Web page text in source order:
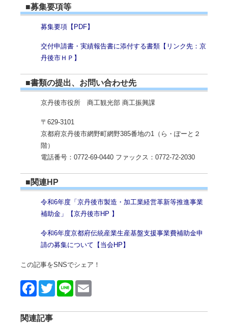
■募集要項等
募集要項【PDF】
交付申請書・実績報告書に添付する書類【リンク先：京
丹後市ＨＰ】
■書類の提出、お問い合わせ先
京丹後市役所 商工観光部 商工振興課
〒629-3101
京都府京丹後市網野町網野385番地の1（ら・ぽーと２
階）
電話番号：0772-69-0440 ファックス：0772-72-2030
■関連HP
令和6年度「京丹後市製造・加工業経営革新等推進事業
補助金」【京丹後市HP 】
令和6年度京都府伝統産業生産基盤支援事業費補助金申
請の募集について【当会HP】
この記事をSNSでシェア！
Face Twitt Line
関連記事